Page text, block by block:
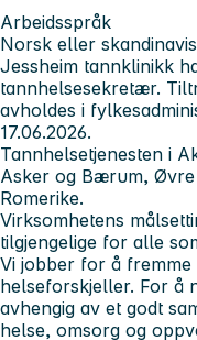
Arbeidsspråk
Norsk eller
Jessheim tannklinikk
tannhelsesekretær.
avholdes i
17.06.2026.
Tannhelsetjenesten i
Asker og Bærum,
Romerike.
Virksomhetens
tilgjengelige for alle
Vi jobber for å
helseforskjeller. For å
avhengig av et godt
helse, omsorg og